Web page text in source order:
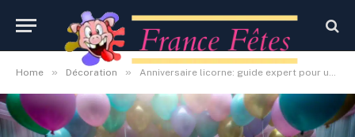
Home » Décoration » Anniversaire licorne: guide expert pour une fête magique et mémorable